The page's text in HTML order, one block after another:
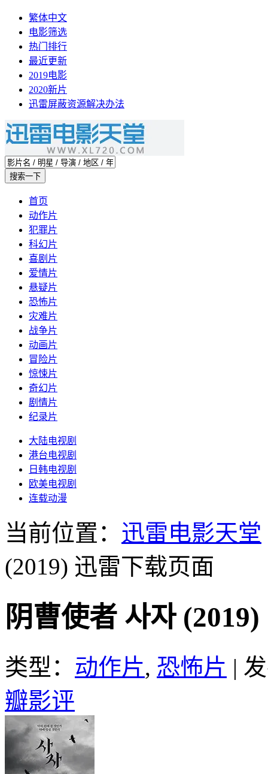
繁体中文
电影筛选
热门排行
最近更新
2019电影
2020新片
迅雷屏蔽资源解决办法
首页
动作片
犯罪片
科幻片
喜剧片
爱情片
悬疑片
恐怖片
灾难片
战争片
动画片
冒险片
惊悚片
奇幻片
剧情片
纪录片
大陆电视剧
港台电视剧
日韩电视剧
欧美电视剧
连载动漫
当前位置： 迅雷电影天堂
(2019) 迅雷下载页面
阴曹使者 사자
类型： 动作片, 恐怖片 |
瓣影评